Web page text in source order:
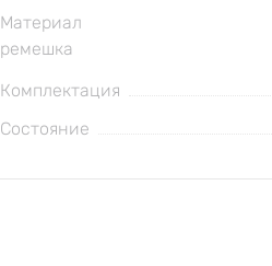
Материал
ремешка
Комплектация
Состояние